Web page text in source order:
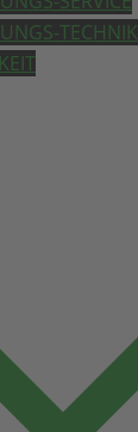
TECHNIK